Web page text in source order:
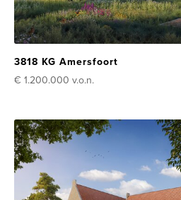
3818 KG Amersfoort
€ 1.200.000 v.o.n.